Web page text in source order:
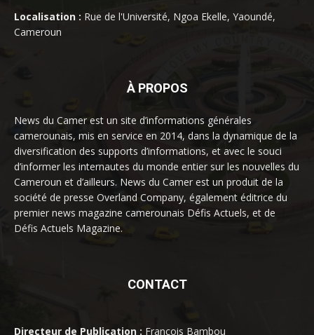
Localisation : Rue de l'Université, Ngoa Ekelle, Yaoundé,
Cameroun
À PROPOS
News du Camer est un site d’informations générales
camerounais, mis en service en 2014, dans la dynamique de la
diversification des supports d’informations, et avec le souci
d’informer les internautes du monde entier sur les nouvelles du
Cameroun et d’ailleurs. News du Camer est un produit de la
société de presse Overland Company, également éditrice du
premier news magazine camerounais Défis Actuels, et de
Défis Actuels Magazine.
CONTACT
Directeur de Publication : François Bambou